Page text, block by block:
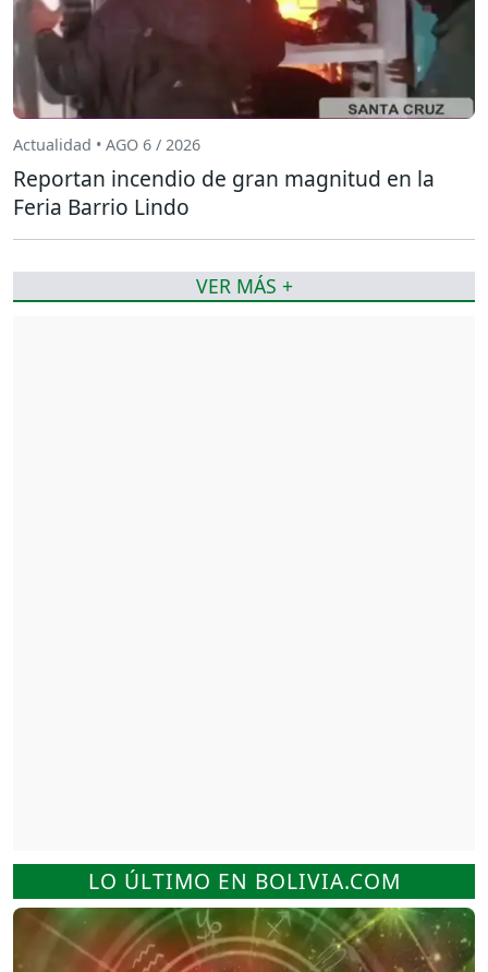
LO ÚLTIMO EN BOLIVIA.COM
Actualidad • AGO 6 / 2026
Reportan incendio de gran magnitud en la
Feria Barrio Lindo
VER MÁS +